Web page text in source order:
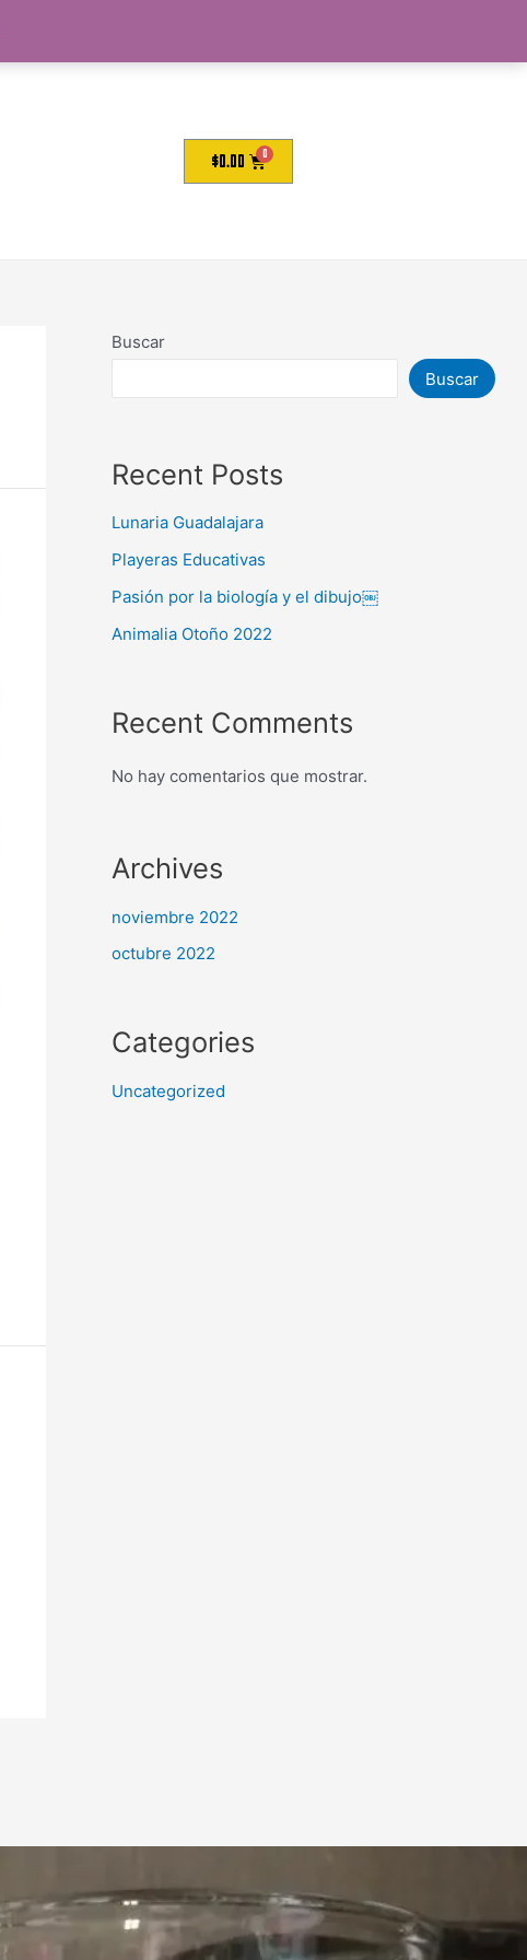
$0.00
Buscar
Buscar
Recent Posts
Lunaria Guadalajara
Playeras Educativas
Pasión por la biología y el dibujo￼
Animalia Otoño 2022
Recent Comments
No hay comentarios que mostrar.
Archives
noviembre 2022
octubre 2022
Categories
Uncategorized